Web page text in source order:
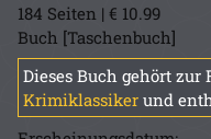
184 Seiten | € 10.99
Buch [Taschenbuch]
Dieses Buch gehört zur
Krimiklassiker und